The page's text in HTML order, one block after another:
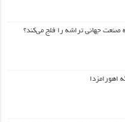
صنعت جهانی تراشه را فلج می‌کند؟
اهورامزدا